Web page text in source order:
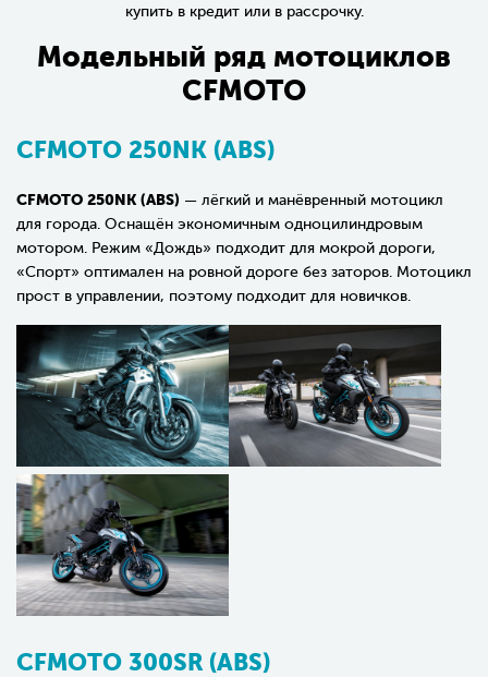
купить в кредит или в рассрочку.
Модельный ряд мотоциклов
CFMOTO
CFMOTO 250NK (ABS)
CFMOTO 250NK (ABS) — лёгкий и манёвренный мотоцикл
для города. Оснащён экономичным одноцилиндровым
мотором. Режим «Дождь» подходит для мокрой дороги,
«Спорт» оптимален на ровной дороге без заторов. Мотоцикл
прост в управлении, поэтому подходит для новичков.
CFMOTO 300SR (ABS)